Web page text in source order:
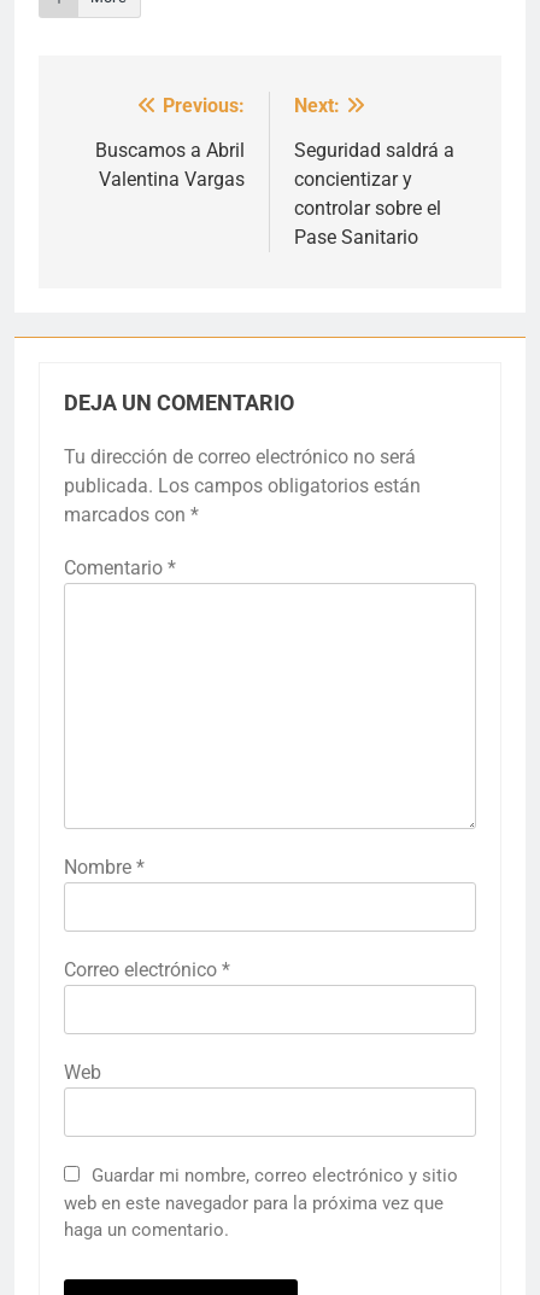
Navegación
Previous:
Buscamos a Abril
Valentina Vargas
Next:
Seguridad saldrá a
concientizar y
controlar sobre el
Pase Sanitario
DEJA UN COMENTARIO
Tu dirección de correo electrónico no será
publicada. Los campos obligatorios están
marcados con *
Comentario *
Nombre *
Correo electrónico *
Web
Guardar mi nombre, correo electrónico y sitio
web en este navegador para la próxima vez que
haga un comentario.